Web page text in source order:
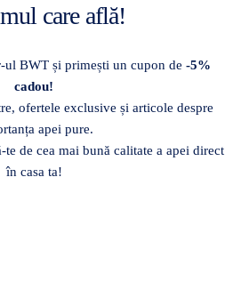
care află!
ul BWT și primești un cupon de -5%
cadou!
ofertele exclusive și articole despre
apei pure.
de cea mai bună calitate a apei direct
în casa ta!